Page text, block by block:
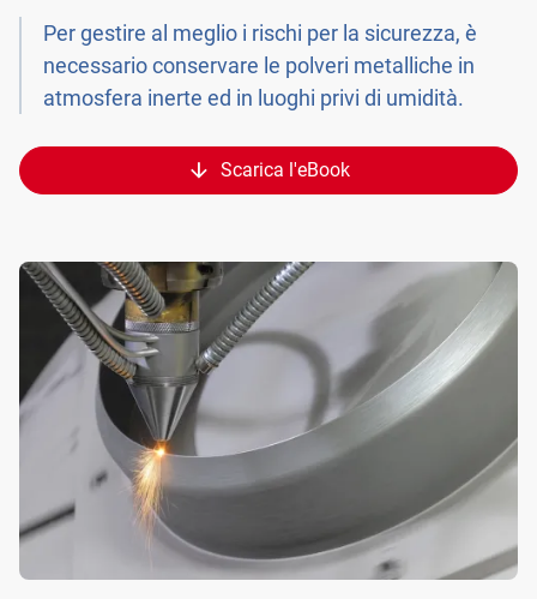
Per gestire al meglio i rischi per la sicurezza, è
necessario conservare le polveri metalliche in
atmosfera inerte ed in luoghi privi di umidità.
Scarica l'eBook